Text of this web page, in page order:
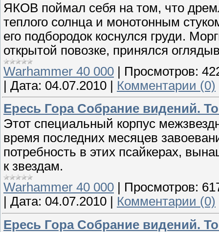
ЯКОВ поймал себя на том, что
теплого солнца и монотонным
его подбородок коснулся груди.
открытой повозке, принялся
Warhammer 40 000 | Просмотров:
| Дата: 04.07.2010 | Комментарии (0)
Ересь Гора Собрание видений.
Этот специальный корпус
время последних месяцев
потребность в этих псайкерах,
к звездам.
Warhammer 40 000
Просмотров:
Дата: 04.07.2010
Комментарии (0)
Ересь Гора Собрание видений.